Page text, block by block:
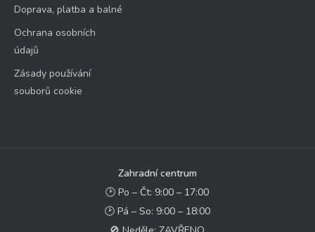
Doprava, platba a balné
Ochrana osobních
údajů
Zásady používání
souborů cookie
Zahradní centrum
🕑 Po – Čt: 9:00 – 17:00
🕑 Pá – So: 9:00 – 18:00